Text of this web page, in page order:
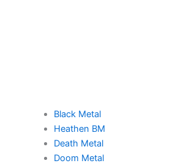
Black Metal
Heathen BM
Death Metal
Doom Metal